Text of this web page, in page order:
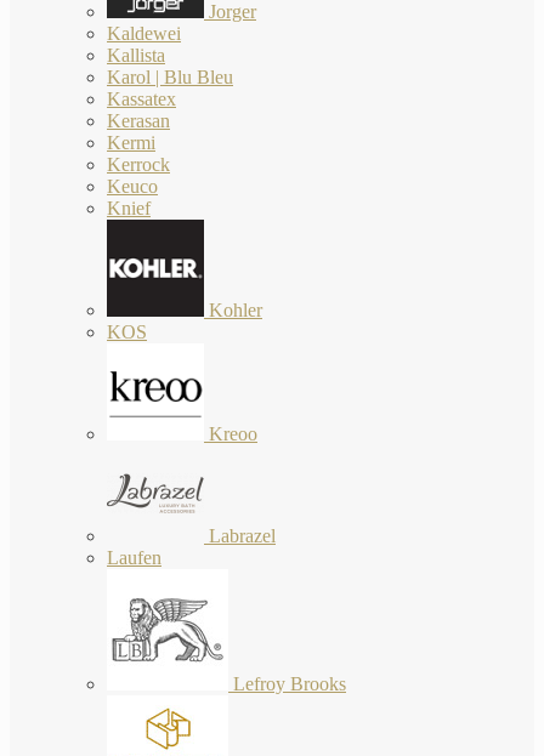
Jorger
Kaldewei
Kallista
Karol | Blu Bleu
Kassatex
Kerasan
Kermi
Kerrock
Keuco
Knief
Kohler
KOS
Kreoo
Labrazel
Laufen
Lefroy Brooks